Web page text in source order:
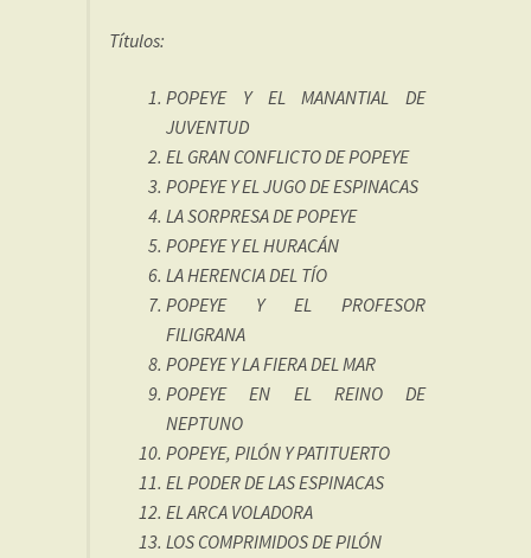
Títulos:
POPEYE Y EL MANANTIAL DE
JUVENTUD
EL GRAN CONFLICTO DE POPEYE
POPEYE Y EL JUGO DE ESPINACAS
LA SORPRESA DE POPEYE
POPEYE Y EL HURACÁN
LA HERENCIA DEL TÍO
POPEYE Y EL PROFESOR
FILIGRANA
POPEYE Y LA FIERA DEL MAR
POPEYE EN EL REINO DE
NEPTUNO
POPEYE, PILÓN Y PATITUERTO
EL PODER DE LAS ESPINACAS
EL ARCA VOLADORA
LOS COMPRIMIDOS DE PILÓN